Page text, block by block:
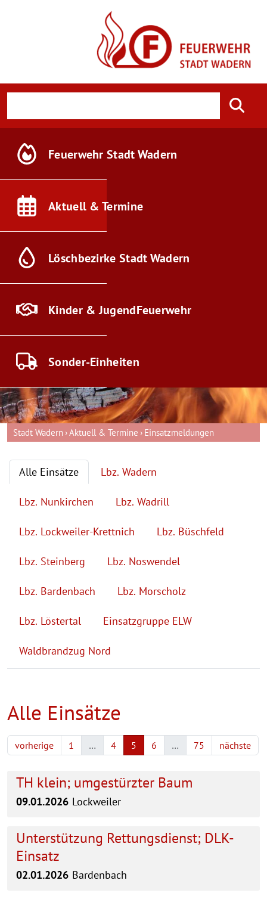
Feuerwehr Stadt Wadern
Aktuell & Termine
Löschbezirke Stadt Wadern
Kinder & JugendFeuerwehr
Sonder-Einheiten
Stadt Wadern Aktuell & Termine Einsatzmeldungen
Alle Einsätze Lbz. Wadern
Lbz. Nunkirchen Lbz. Wadrill
Lbz. Lockweiler-Krettnich Lbz. Büschfeld
Lbz. Steinberg Lbz. Noswendel
Lbz. Bardenbach Lbz. Morscholz
Lbz. Löstertal Einsatzgruppe ELW
Waldbrandzug Nord
Alle Einsätze
vorherige 1 … 4 5 6 … 75 nächste
TH klein; umgestürzter Baum
09.01.2026 Lockweiler
Unterstützung Rettungsdienst; DLK-
Einsatz
02.01.2026 Bardenbach